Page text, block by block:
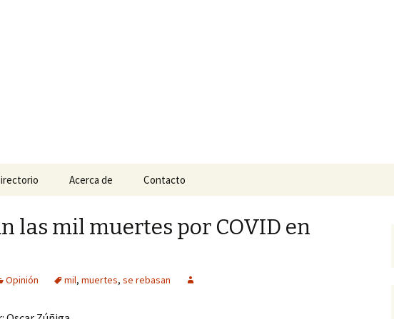
Acerca de Contacto
las mil muertes por COVID en
Opinión mil, muertes, se rebasan